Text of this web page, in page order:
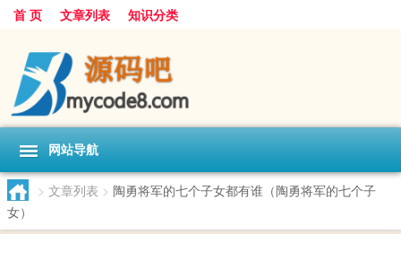
首 页 文章列表 知识分类
网站导航
> 文章列表 > 陶勇将军的七个子女都有谁（陶勇将军的七个子
女）